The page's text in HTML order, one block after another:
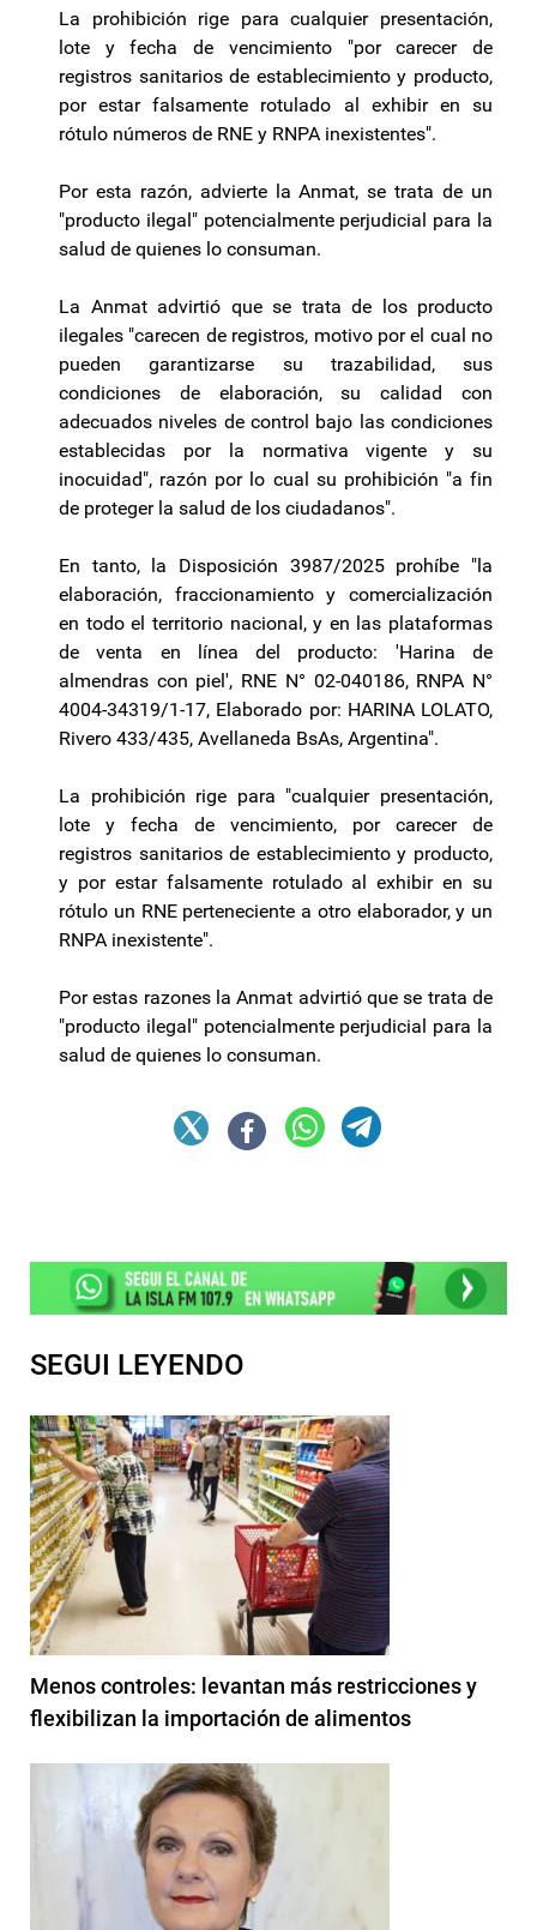
La prohibición rige para cualquier presentación,
lote y fecha de vencimiento "por carecer de
registros sanitarios de establecimiento y producto,
por estar falsamente rotulado al exhibir en su
rótulo números de RNE y RNPA inexistentes".
Por esta razón, advierte la Anmat, se trata de un
"producto ilegal" potencialmente perjudicial para la
salud de quienes lo consuman.
La Anmat advirtió que se trata de los producto
ilegales "carecen de registros, motivo por el cual no
pueden garantizarse su trazabilidad, sus
condiciones de elaboración, su calidad con
adecuados niveles de control bajo las condiciones
establecidas por la normativa vigente y su
inocuidad", razón por lo cual su prohibición "a fin
de proteger la salud de los ciudadanos".
En tanto, la Disposición 3987/2025 prohíbe "la
elaboración, fraccionamiento y comercialización
en todo el territorio nacional, y en las plataformas
de venta en línea del producto: 'Harina de
almendras con piel', RNE N° 02-040186, RNPA N°
4004-34319/1-17, Elaborado por: HARINA LOLATO,
Rivero 433/435, Avellaneda BsAs, Argentina".
La prohibición rige para "cualquier presentación,
lote y fecha de vencimiento, por carecer de
registros sanitarios de establecimiento y producto,
y por estar falsamente rotulado al exhibir en su
rótulo un RNE perteneciente a otro elaborador, y un
RNPA inexistente".
Por estas razones la Anmat advirtió que se trata de
"producto ilegal" potencialmente perjudicial para la
salud de quienes lo consuman.
SEGUI LEYENDO
Menos controles: levantan más restricciones y
flexibilizan la importación de alimentos